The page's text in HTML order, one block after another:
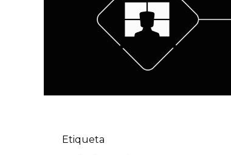
Etiqueta